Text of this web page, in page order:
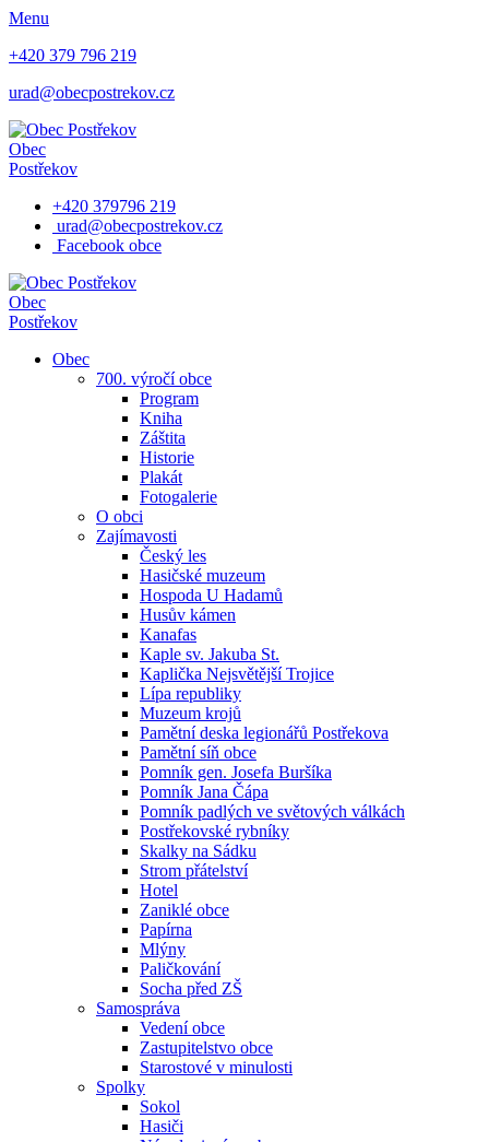
Menu
+420 379 796 219
urad@obecpostrekov.cz
Obec
Postřekov
+420 379796 219
urad@obecpostrekov.cz
Facebook​ obce
Obec
Postřekov
Obec
700. výročí obce
Program
Kniha
Záštita
Historie
Plakát
Fotogalerie
O obci
Zajímavosti
Český les
Hasičské muzeum
Hospoda U Hadamů
Husův kámen
Kanafas
Kaple sv. Jakuba St.
Kaplička Nejsvětější Trojice
Lípa republiky
Muzeum krojů
Pamětní deska legionářů Postřekova
Pamětní síň obce
Pomník gen. Josefa Buršíka
Pomník Jana Čápa
Pomník padlých ve světových válkách
Postřekovské rybníky
Skalky na Sádku
Strom přátelství
Hotel
Zaniklé obce
Papírna
Mlýny
Paličkování
Socha před ZŠ
Samospráva
Vedení obce
Zastupitelstvo obce
Starostové v minulosti
Spolky
Sokol
Hasiči